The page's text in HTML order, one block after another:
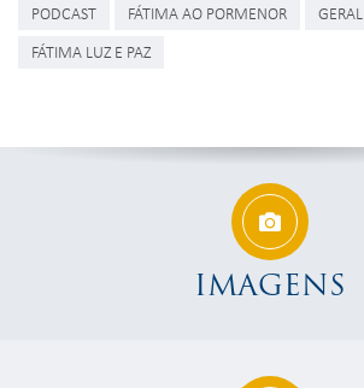
PODCAST
FÁTIMA AO PORMENOR
GERAL
FÁTIMA LUZ E PAZ
IMAGENS